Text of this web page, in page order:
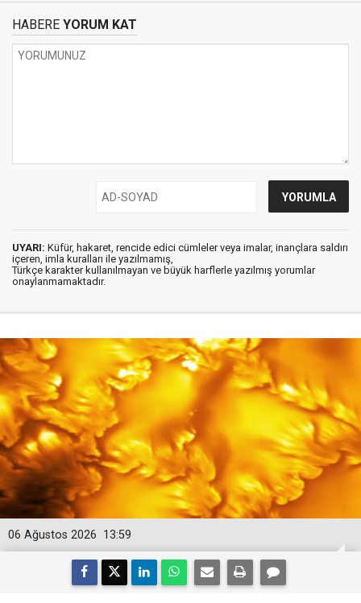
HABERE YORUM KAT
UYARI: Küfür, hakaret, rencide edici cümleler veya imalar, inançlara saldırı
içeren, imla kuralları ile yazılmamış,
Türkçe karakter kullanılmayan ve büyük harflerle yazılmış yorumlar
onaylanmamaktadır.
13:59
06 Ağustos 2026